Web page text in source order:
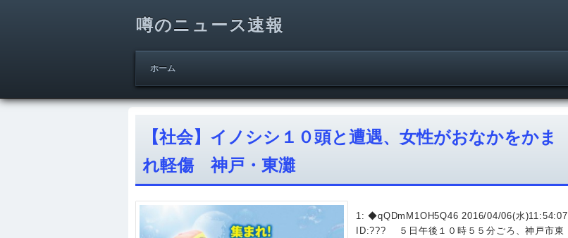
噂のニュース速報
ホーム
【社会】イノシシ１０頭と遭遇、女性がおなかをかま
れ軽傷 神戸・東灘
1: ◆qQDmM1OH5Q46 2016/04/06(水)11:54:07
ID:??? ５日午後１０時５５分ごろ、神戸市東